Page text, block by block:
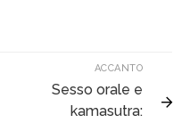
ACCANTO
Sesso orale e
kamasutra: